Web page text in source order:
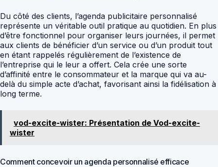
Du côté des clients, l’agenda publicitaire personnalisé
représente un véritable outil pratique au quotidien. En plus
d’être fonctionnel pour organiser leurs journées, il permet
aux clients de bénéficier d’un service ou d’un produit tout
en étant rappelés régulièrement de l’existence de
l’entreprise qui le leur a offert. Cela crée une sorte
d’affinité entre le consommateur et la marque qui va au-
delà du simple acte d’achat, favorisant ainsi la fidélisation à
long terme.
vod-excite-wister: Présentation de Vod-excite-
wister
Comment concevoir un agenda personnalisé efficace